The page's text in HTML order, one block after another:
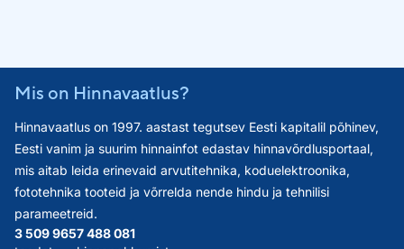
Mis on Hinnavaatlus?
Hinnavaatlus on 1997. aastast tegutsev Eesti kapitalil põhinev,
Eesti vanim ja suurim hinnainfot edastav hinnavõrdlusportaal,
mis aitab leida erinevaid arvutitehnika, koduelektroonika,
fototehnika tooteid ja võrrelda nende hindu ja tehnilisi
parameetreid.
3 509 9657 488 081